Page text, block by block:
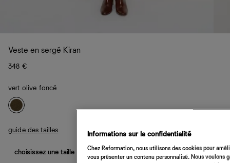
Veste en sergé Kiran
348 €
vert olive foncé
guide des tailles
choisissez une taille
Informations sur la confidentialité
Chez Reformation, nous utilisons des cookies pour
vous présenter un contenu personnalisé. Nous